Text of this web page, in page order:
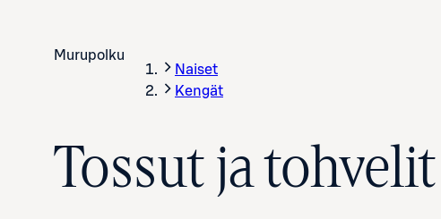
Murupolku
Naiset
Kengät
Tossut ja tohvelit